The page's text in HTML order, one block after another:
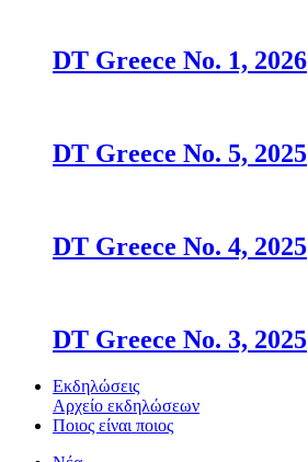
DT Greece No. 1, 2026
DT Greece No. 5, 2025
DT Greece No. 4, 2025
DT Greece No. 3, 2025
Εκδηλώσεις
Αρχείο εκδηλώσεων
Ποιος είναι ποιος